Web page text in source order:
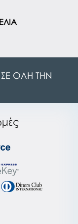
ΟΛΗ ΤΗΝ